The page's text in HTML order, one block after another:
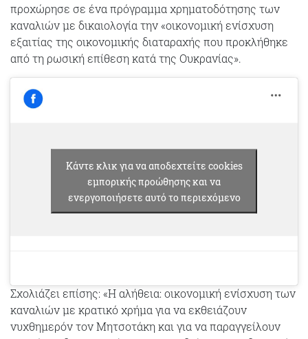
προχώρησε σε ένα πρόγραμμα χρηματοδότησης των
καναλιών με δικαιολογία την «οικονομική ενίσχυση
εξαιτίας της οικονομικής διαταραχής που προκλήθηκε
από τη ρωσική επίθεση κατά της Ουκρανίας».
Κάντε κλικ για να αποδεχτείτε cookies
εμπορικής προώθησης και να
ενεργοποιήσετε αυτό το περιεχόμενο
Σχολιάζει επίσης: «Η αλήθεια: οικονομική ενίσχυση των
καναλιών με κρατικό χρήμα για να εκθειάζουν
νυχθημερόν τον Μητσοτάκη και για να παραγγείλουν